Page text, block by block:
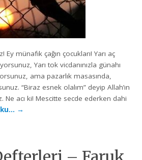
Ey münafık çağın çocukları! Yarı aç
Yarı tok vicdanınızla günahı
ama pazarlık masasında,
“Biraz esnek olalım” deyip Allah’ın
acı ki! Mescitte secde ederken dahi
→